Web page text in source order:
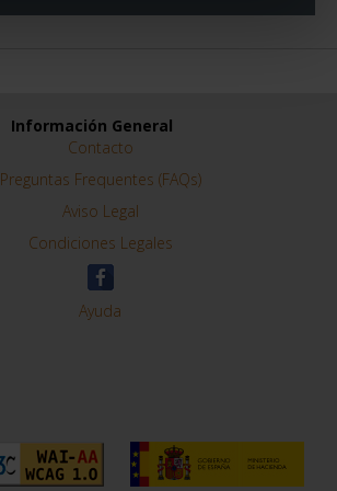
Información General
Contacto
Preguntas Frequentes (FAQs)
Aviso Legal
Condiciones Legales
Ayuda